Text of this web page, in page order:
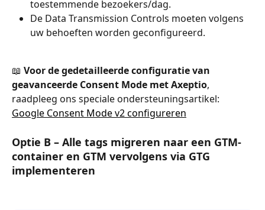
toestemmende bezoekers/dag.
De Data Transmission Controls moeten volgens
uw behoeften worden geconfigureerd.
📖 Voor de gedetailleerde configuratie van
geavanceerde Consent Mode met Axeptio,
raadpleeg ons speciale ondersteuningsartikel:
Google Consent Mode v2 configureren
Optie B – Alle tags migreren naar een GTM-
container en GTM vervolgens via GTG
implementeren